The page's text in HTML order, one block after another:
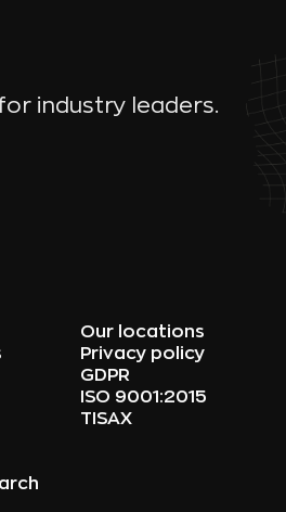
industry leaders.
Our locations
Privacy policy
GDPR
ISO 9001:2015
TISAX